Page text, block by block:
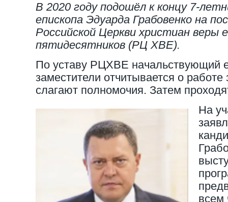
В 2020 году подошёл к концу 7-
епископа Эдуарда Грабовенко на
Российской Церкви христиан веры
пятидесятников (РЦ ХВЕ).
По уставу РЦХВЕ начальствующий
заместители отчитывается о
слагают полномочия. Затем
На
всем